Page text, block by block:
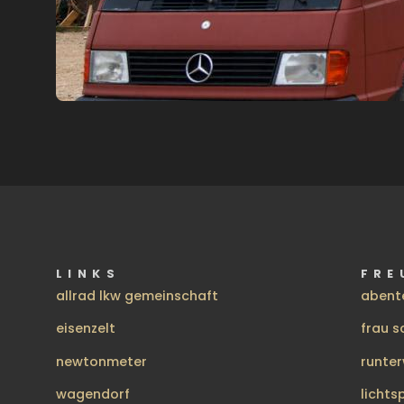
LINKS
allrad lkw gemeinschaft
eisenzelt
newtonmeter
wagendorf
frau